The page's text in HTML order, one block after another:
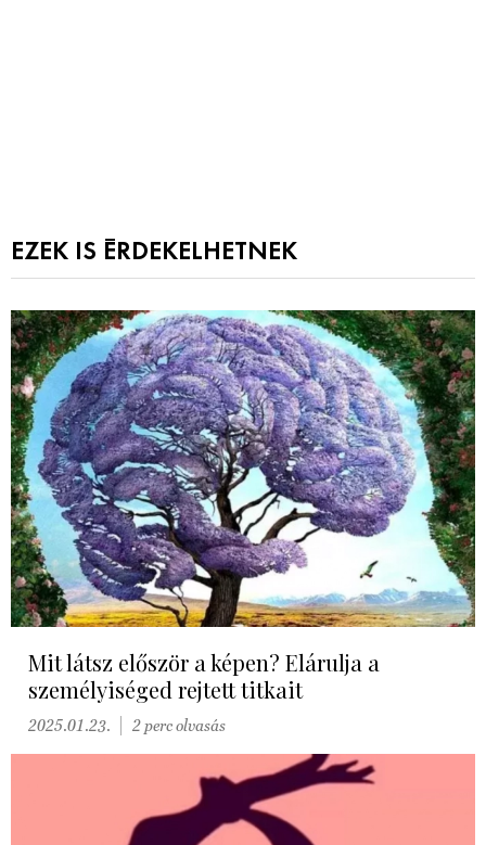
EZEK IS ÉRDEKELHETNEK
Mit látsz először a képen? Elárulja a
személyiséged rejtett titkait
2025.01.23. 2 perc olvasás